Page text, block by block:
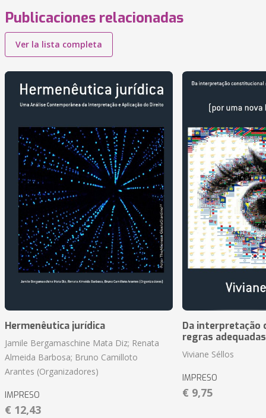
Publicaciones relacionadas
Ver la lista completa
Hermenêutica jurídica
Jamile Bergamaschine Mata Diz; Renata
Almeida Barbosa; Bruno Camilloto
Arantes (Organizadores)
IMPRESO
€ 12,43
Da interpretação
regras
Viviane Séllos
IMPRESO
€ 9,75